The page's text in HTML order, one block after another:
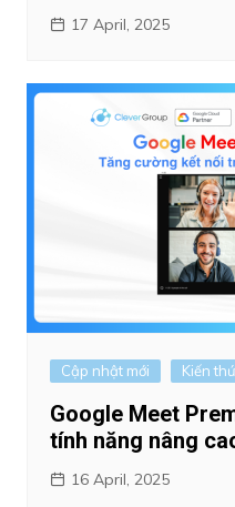
17 April, 2025
Cập nhật mới Kiến
Google Meet
tính năng nâng
16 April, 2025